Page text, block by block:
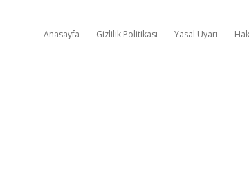
Anasayfa Gizlilik Politikası Yasal Uyarı